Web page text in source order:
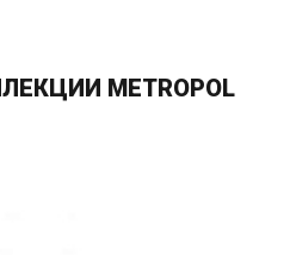
METROPOL